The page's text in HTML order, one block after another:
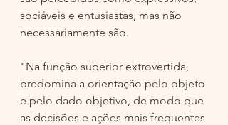
sociáveis e entusiastas, mas não
necessariamente são.
"Na função superior extrovertida,
predomina a orientação pelo objeto
e pelo dado objetivo, de modo que
as decisões e ações mais frequentes